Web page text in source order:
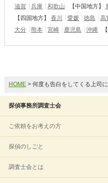
滋賀
兵庫 和歌山 【中国地方】
【四国地方】
香川 愛媛 徳島 高
大分
熊本 宮崎 鹿児島 沖縄
HOME> 何度も告白をしてくる上司
探偵事務所調査士会
ご依頼をお考えの方
探偵のしごと
調査士会とは